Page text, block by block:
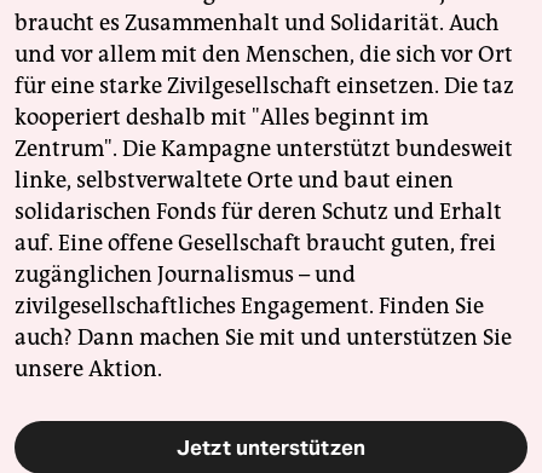
braucht es Zusammenhalt und Solidarität. Auch
und vor allem mit den Menschen, die sich vor Ort
für eine starke Zivilgesellschaft einsetzen. Die taz
kooperiert deshalb mit "Alles beginnt im
Zentrum". Die Kampagne unterstützt bundesweit
linke, selbstverwaltete Orte und baut einen
solidarischen Fonds für deren Schutz und Erhalt
auf. Eine offene Gesellschaft braucht guten, frei
zugänglichen Journalismus – und
zivilgesellschaftliches Engagement. Finden Sie
auch? Dann machen Sie mit und unterstützen Sie
unsere Aktion.
Jetzt unterstützen